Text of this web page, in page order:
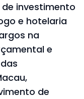
investimento
e hotelaria
na
e
de